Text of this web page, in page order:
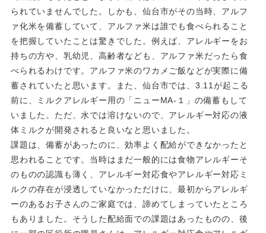
られていませんでした。しかも、仙台市がその当時、アルフ
ァ化米を備蓄していて、アルファ米は誰でも食べられること
を把握していたことは驚きでした。例えば、アレルギーをお
持ちの方や、乳幼児、高齢者なども、アルファ米だったら食
べられるわけです。アルファ米のワカメご飯などが実際に備
蓄されていたと思います。また、仙台市では、3.11が起こる
前に、ミルクアレルギー用の「ニューMA-１」の備蓄もして
いました。ただ、水では溶けないので、アレルギー対応の液
体ミルクが開発されると良いなと思いました。
課題は、備蓄があったのに、効率よく配給ができなかったと
思われることです。当時はまだ一般的には食物アレルギーそ
のものの認識も薄く、アレルギー対応食やアレルギー対応ミ
ルクの存在が浸透していなかっただけに、最初からアレルギ
ーのあるお子さんのご家庭では、諦めてしまっていたところ
もありました。そうした配給面での課題はあったものの、後